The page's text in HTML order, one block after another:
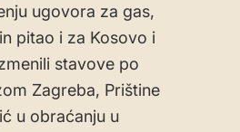
ugovora za gas,
pitao i za Kosovo i
stavove po
Zagreba, Prištine
u obraćanju u